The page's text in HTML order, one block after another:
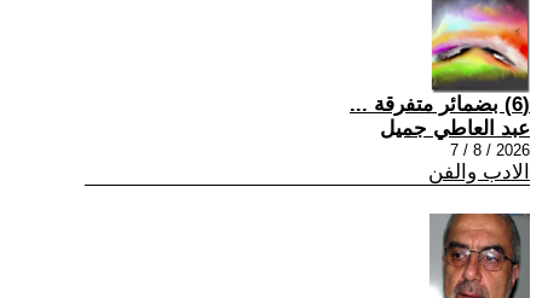
(6) بضمائر متفرقة ...
عبد العاطي جميل
2026 / 8 / 7
الادب والفن